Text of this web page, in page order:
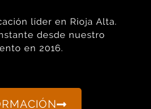
líder en Rioja Alta.
desde nuestro
en 2016.